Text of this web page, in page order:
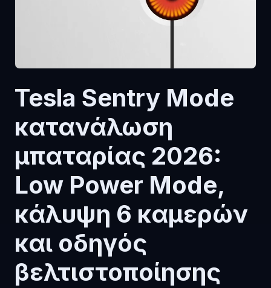
Tesla Sentry Mode
κατανάλωση
μπαταρίας 2026:
Low Power Mode,
κάλυψη 6 καμερών
και οδηγός
βελτιστοποίησης